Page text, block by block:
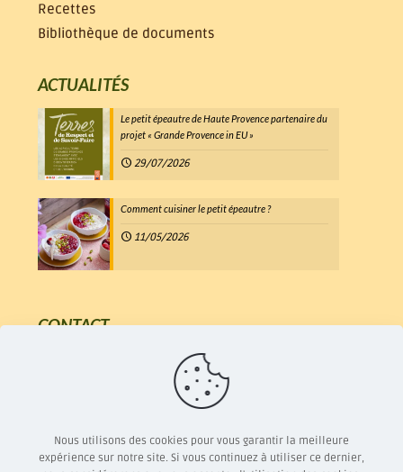
Recettes
Bibliothèque de documents
ACTUALITÉS
Le petit épeautre de Haute Provence partenaire du
projet « Grande Provence in EU »
29/07/2026
Comment cuisiner le petit épeautre ?
11/05/2026
CONTACT
petit.epeautre@orange.fr
Nous utilisons des cookies pour vous garantir la meilleure
expérience sur notre site. Si vous continuez à utiliser ce dernier,